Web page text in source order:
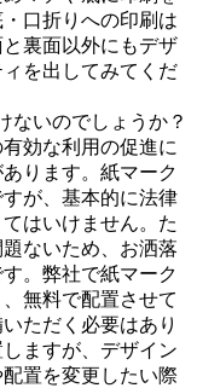
口折りへの印刷は
裏面以外にもデザ
を出してみてくだ
ないのでしょうか？
効な利用の促進に
ります。紙マーク
が、基本的に法律
はいけません。た
ないため、お洒落
。弊社で紙マーク
無料で配置させて
ただく必要はあり
ますが、デザイン
置を変更したい際